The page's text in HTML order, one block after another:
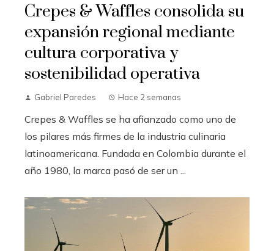
Crepes & Waffles consolida su
expansión regional mediante
cultura corporativa y
sostenibilidad operativa
Gabriel Paredes Hace 2 semanas
Crepes & Waffles se ha afianzado como uno de
los pilares más firmes de la industria culinaria
latinoamericana. Fundada en Colombia durante el
año 1980, la marca pasó de ser un ...